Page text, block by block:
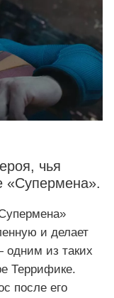
чья
«Супермена».
и делает
одним из таких
Террифике.
после его